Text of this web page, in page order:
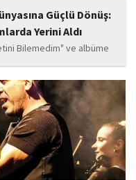
Güçlü Dönüş:
Yerini Aldı
Bilemedim" ve albüme
içerisinde öne çıkan
Albüm, sanatçının önceki